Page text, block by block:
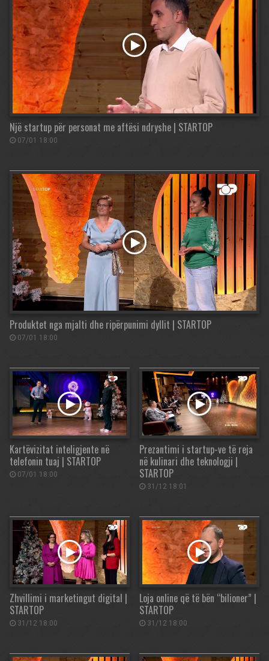
Një startup për personat me aftësi ndryshe | STARTOP
07/01 18:00
Produktet nga mjalti dhe ripërpunimi dyllit | STARTOP
07/01 18:00
Kartëvizitat inteligjente në
telefonin tuaj | STARTOP
07/01 18:00
Prezantimi i startup-ve të reja
në kulinari dhe teknologji |
STARTOP
31/12 18:01
Zhvillimi i marketingut digital |
STARTOP
31/12 18:00
Loja online që të bën “bilioner” |
STARTOP
31/12 18:00